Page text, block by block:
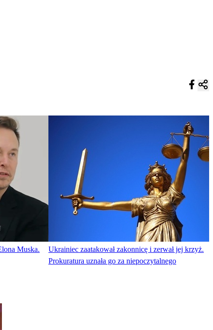
Muska.
Ukrainiec zaatakował zakonnicę i zerwał jej krzyż.
Prokuratura uznała go za niepoczytalnego